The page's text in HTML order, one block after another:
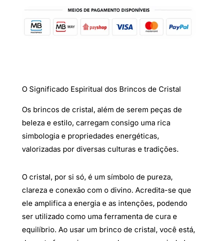
O Significado Espiritual dos Brincos de Cristal
Os brincos de cristal, além de serem peças de
beleza e estilo, carregam consigo uma rica
simbologia e propriedades energéticas,
valorizadas por diversas culturas e tradições.
O cristal, por si só, é um símbolo de pureza,
clareza e conexão com o divino. Acredita-se que
ele amplifica a energia e as intenções, podendo
ser utilizado como uma ferramenta de cura e
equilíbrio. Ao usar um brinco de cristal, você está,